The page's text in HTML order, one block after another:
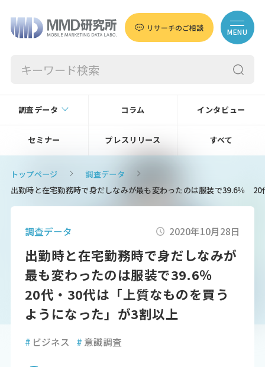
リサーチのご相談 MENU
調査データ コラム インタビュー
セミナー プレスリリース すべて
トップページ
調査データ
出勤時と在宅勤務時で身だしなみが最も変わったのは服装で39.6％
調査データ 2020年10月28日
出勤時と在宅勤務時で身だしなみが
最も変わったのは服装で39.6％
20代・30代は「上質なものを買う
ようになった」が3割以上
# ビジネス # 意識調査